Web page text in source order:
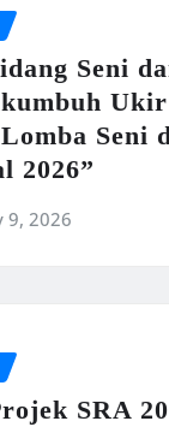
Seni
Seni
2026”
9, 2026
SRA